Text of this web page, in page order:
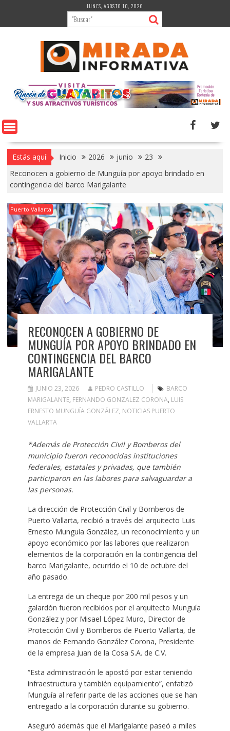
contenido
LUNES, AGOSTO 10, 2026
Estás aquí Inicio 2026 junio
23
Reconocen a gobierno de Munguía por apoyo brindado en
contingencia del barco Marigalante
Puerto Vallarta
RECONOCEN A GOBIERNO DE
MUNGUÍA POR APOYO BRINDADO EN
CONTINGENCIA DEL BARCO
MARIGALANTE
JUNIO 23, 2026 PEDRO CASTILLO
BARCO
MARIGALANTE, FERNANDO GONZALEZ CORONA, LUIS
ERNESTO MUNGUÍA GONZÁLEZ, NOTICIAS PUERTO
VALLARTA
*Además de Protección Civil y Bomberos del
municipio fueron reconocidas instituciones
federales, estatales y privadas, que también
participaron en las labores para salvaguardar a
las personas.
La dirección de Protección Civil y Bomberos de
Puerto Vallarta, recibió a través del arquitecto Luis
Ernesto Munguía González, un reconocimiento y un
apoyo económico por las labores que realizaron
elementos de la corporación en la contingencia del
barco Marigalante, ocurrido el 10 de octubre del
año pasado.
La entrega de un cheque por 200 mil pesos y un
galardón fueron recibidos por el arquitecto Munguía
González y por Misael López Muro, Director de
Protección Civil y Bomberos de Puerto Vallarta, de
manos de Fernando González Corona, Presidente
de la empresa Juan de la Cosa S.A. de C.V.
“Esta administración le apostó por estar teniendo
infraestructura y también equipamiento”, enfatizó
Munguía al referir parte de las acciones que se han
entregado a la corporación durante su gobierno.
Aseguró además que el Marigalante paseó a miles